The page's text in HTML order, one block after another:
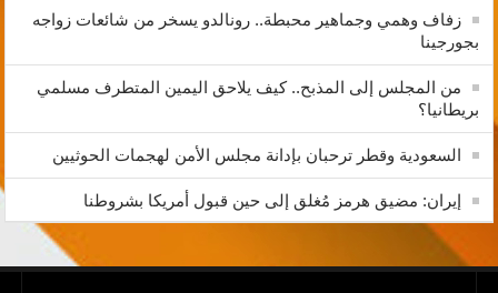
زفاف وهمي وجماهير محبطة.. رونالدو يسخر من شائعات زواجه
بجورجينا
من المجلس إلى المذبح.. كيف يلاحق اليمين المتطرف مسلمي
بريطانيا؟
السعودية وقطر ترحبان بإدانة مجلس الأمن لهجمات الحوثيين
إيران: مضيق هرمز مُغلق إلى حين قبول أمريكا بشروطنا